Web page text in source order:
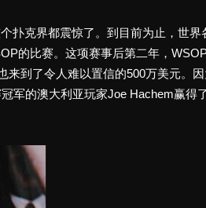
扑克界都震惊了。到目前为止，世界
的比赛。这项赛事后第二年，
来到了令人难以置信的500万美元。
军的澳大利亚玩家Joe Hachem赢得